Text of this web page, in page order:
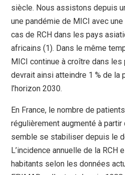
siècle. Nous assistons depuis
une pandémie de MICI avec
cas de RCH dans les pays
africains (1). Dans le même
MICI continue à croître dans
devrait ainsi atteindre 1 % de la
l’horizon 2030.
En France, le nombre de
régulièrement augmenté à
semble se stabiliser depuis le
L’incidence annuelle de la RCH
habitants selon les données